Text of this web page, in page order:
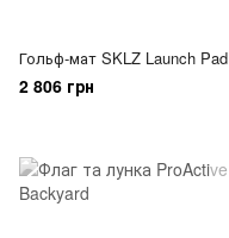
Гольф-мат SKLZ Launch Pad
2 806 грн